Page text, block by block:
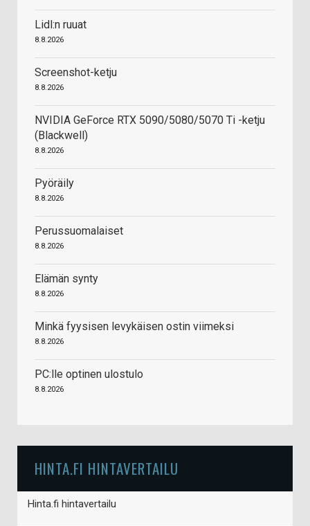
Lidl:n ruuat
8.8.2026
Screenshot-ketju
8.8.2026
NVIDIA GeForce RTX 5090/5080/5070 Ti -ketju
(Blackwell)
8.8.2026
Pyöräily
8.8.2026
Perussuomalaiset
8.8.2026
Elämän synty
8.8.2026
Minkä fyysisen levykäisen ostin viimeksi
8.8.2026
PC:lle optinen ulostulo
8.8.2026
HINTA.FI HINTAVERTAILU
Hinta.fi hintavertailu